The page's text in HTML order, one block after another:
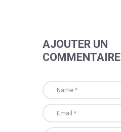
AJOUTER UN
COMMENTAIRE